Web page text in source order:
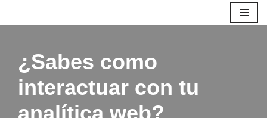
contenido
¿Sabes como
interactuar con tu
analítica web?